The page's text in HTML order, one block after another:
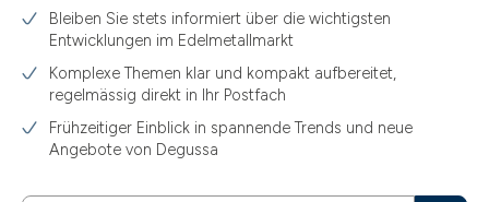
Bleiben Sie stets informiert über die wichtigsten
Entwicklungen im Edelmetallmarkt
Komplexe Themen klar und kompakt aufbereitet,
regelmässig direkt in Ihr Postfach
Frühzeitiger Einblick in spannende Trends und neue
Angebote von Degussa